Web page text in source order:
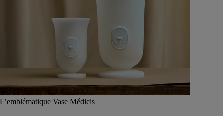
L’emblématique Vase Médicis